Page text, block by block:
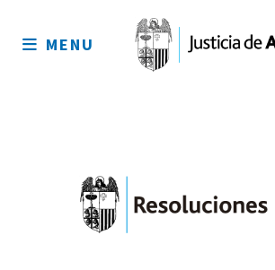
sitio
MENU